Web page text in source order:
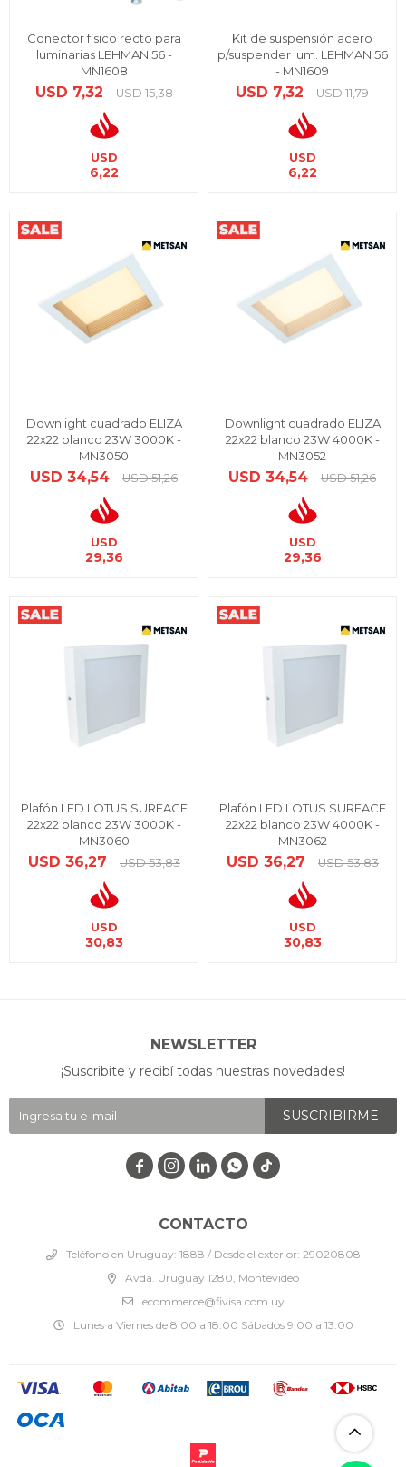
Conector físico recto para
luminarias LEHMAN 56 -
MN1608
USD 7,32 USD 15,38
USD
6,22
Kit de suspensión acero
p/suspender lum. LEHMAN 56
- MN1609
USD 7,32 USD 11,79
USD
6,22
Downlight cuadrado ELIZA
22x22 blanco 23W 3000K -
MN3050
USD 34,54 USD 51,26
USD
29,36
Downlight cuadrado ELIZA
22x22 blanco 23W 4000K -
MN3052
USD 34,54 USD 51,26
USD
29,36
Plafón LED LOTUS SURFACE
22x22 blanco 23W 3000K -
MN3060
USD 36,27 USD 53,83
USD
30,83
Plafón LED LOTUS SURFACE
22x22 blanco 23W 4000K -
MN3062
USD 36,27 USD 53,83
USD
30,83
CONTACTO
Teléfono en Uruguay: 1888 / Desde el exterior: 29020808
Avda. Uruguay 1280, Montevideo
ecommerce@fivisa.com.uy
Lunes a Viernes de 8:00 a 18:00 Sábados 9:00 a 13:00
NEWSLETTER
¡Suscribite y recibí todas nuestras novedades!
SUSCRIBIRME
   